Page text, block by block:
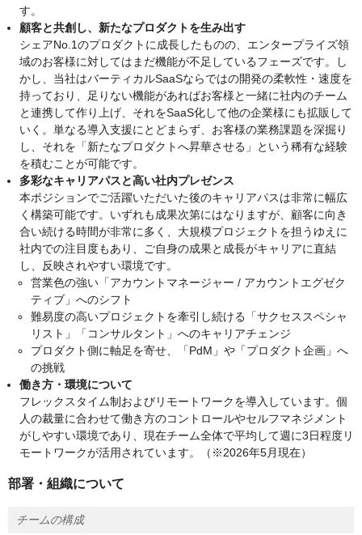
す。
顧客と共創し、新たなプロダクトを生み出す
シェアNo.1のプロダクトに成長したものの、エンタープライズ領
域のお客様に対してはまだ機能が不足しているフェーズです。し
かし、当社はバーティカルSaaSならではの開発の柔軟性・速度を
持っており、足りない機能があればお客様と一緒に社内のチーム
と連携して作り上げ、それをSaaS化して他の企業様にも拡販して
いく。単なる導入支援にとどまらず、お客様の業務課題を深掘り
し、それを「新たなプロダクトへ昇華させる」という稀有な経験
を積むことが可能です。
多彩なキャリアパスと高い社内プレゼンス
本ポジションでご活躍いただいた後のキャリアパスは非常に幅広
く構築可能です。いずれも成果次第にはなりますが、顧客に向き
合い続ける時間が非常に多く、大規模プロジェクトを担うゆえに
社内での注目度もあり、ご自身の成果と成長がキャリアに直結
し、反映されやすい環境です。
営業色の強い「アカウントマネージャー / アカウントエグゼク
ティブ」へのシフト
難易度の高いプロジェクトを牽引し続ける「サクセススペシャ
リスト」「コンサルタント」へのキャリアチェンジ
プロダクト側に軸足を寄せ、「PdM」や「プロダクト企画」へ
の挑戦
働き方・環境について
フレックスタイム制およびリモートワークを導入しています。個
人の裁量に合わせて働き方のコントロールやセルフマネジメント
がしやすい環境であり、現在チーム全体で平均して週に3日程度リ
モートワークが活用されています。（※2026年5月現在）
部署・組織について
チームの構成